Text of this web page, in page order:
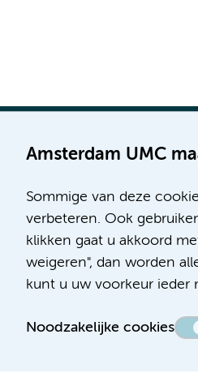
Amsterdam UMC
Sommige van deze
verbeteren. Ook
klikken gaat u akkoord
weigeren", dan worden
kunt u uw voorkeur ieder
Noodzakelijke cookies
Locatie AMC
Meibergdreef 9
1105 AZ Amsterdam
Route en parkeren
Locatie
De
1081 HV
(020) 444
Route en